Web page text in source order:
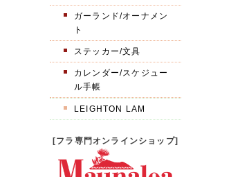
ガーランド/オーナメン
ト
ステッカー/文具
カレンダー/スケジュー
ル手帳
LEIGHTON LAM
[フラ専門オンラインショップ]